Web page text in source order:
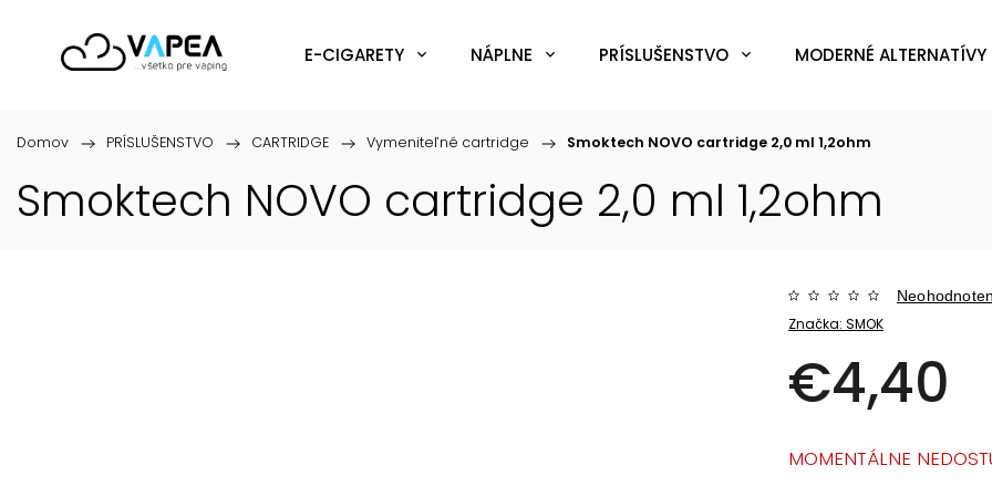
E-CIGARETY NÁPLNE PRÍSLUŠENSTVO MODERNÉ ALTERNATÍVY
Domov / PRÍSLUŠENSTVO / CARTRIDGE / Vymeniteľné cartridge / Smoktech NOVO cartridge 2,0 ml 1,2ohm
Smoktech NOVO cartridge 2,0 ml 1,2ohm
Značka:SMOK
€4,40
MOMENTÁLNE